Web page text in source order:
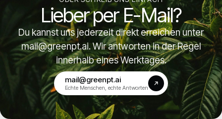
Lieber per E-Mail?
Du kannst uns jederzeit direkt erreichen unter
mail@greenpt.ai. Wir antworten in der Regel
innerhalb eines Werktages.
mail@greenpt.ai
Echte Menschen, echte Antworten
(opens in a new tab)